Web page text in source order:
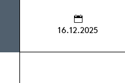
16.12.2025